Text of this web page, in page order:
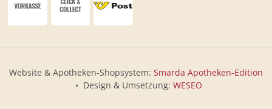
Website & Apotheken-Shopsystem: Smarda Apotheken-Edition
• Design & Umsetzung: WESEO